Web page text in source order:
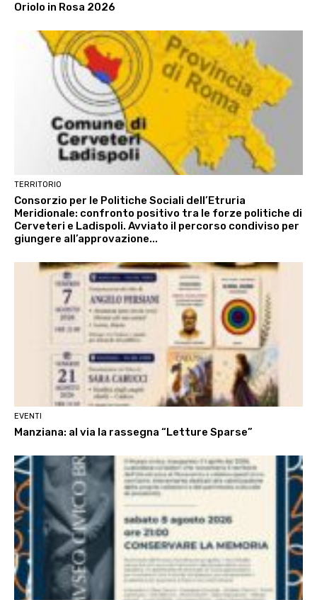
Oriolo in Rosa 2026
TERRITORIO
Consorzio per le Politiche Sociali dell’Etruria
Meridionale: confronto positivo tra le forze politiche di
Cerveteri e Ladispoli. Avviato il percorso condiviso per
giungere all’approvazione...
EVENTI
Manziana: al via la rassegna “Letture Sparse”